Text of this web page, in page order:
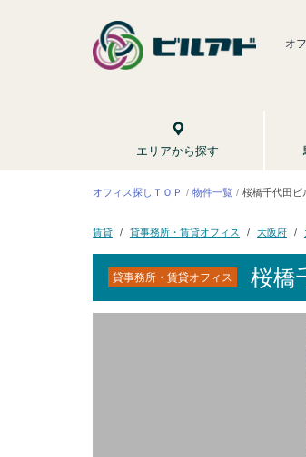
オ
エリアから探す
オフィス探しＴＯＰ 物件一覧 桜橋千代田ビ
賃貸 貸事務所・賃貸オフィス 大阪府
貸事務所・賃貸オフィス 桜橋